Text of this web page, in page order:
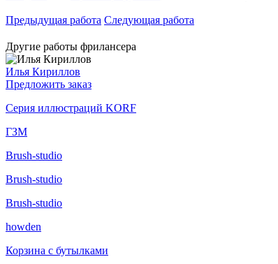
Предыдущая работа Следующая работа
Другие работы фрилансера
Илья Кириллов
Предложить заказ
Серия иллюстраций KORF
ГЗМ
Brush-studio
Brush-studio
Brush-studio
howden
Корзина с бутылками